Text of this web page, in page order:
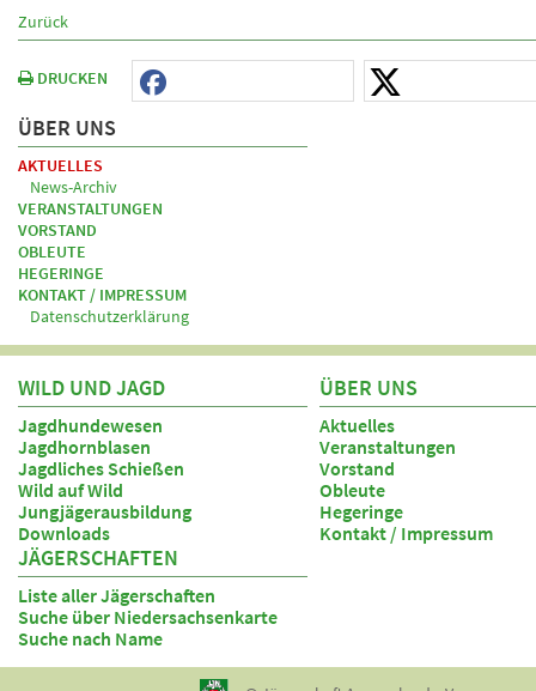
Zurück
DRUCKEN
ÜBER UNS
AKTUELLES
News-Archiv
VERANSTALTUNGEN
VORSTAND
OBLEUTE
HEGERINGE
KONTAKT / IMPRESSUM
Datenschutzerklärung
WILD UND JAGD
Jagdhundewesen
Jagdhornblasen
Jagdliches Schießen
Wild auf Wild
Jungjägerausbildung
Downloads
ÜBER UNS
Aktuelles
Veranstaltungen
Vorstand
Obleute
Hegeringe
Kontakt / Impressum
JÄGERSCHAFTEN
Liste aller Jägerschaften
Suche über Niedersachsenkarte
Suche nach Name